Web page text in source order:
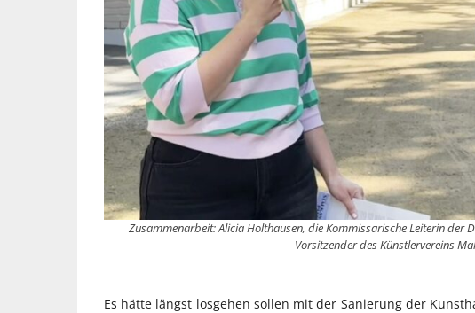
Zusammenarbeit: Alicia Holthausen, die Kommissarische Leiterin der
Vorsitzender des Künstlervereins
Es hätte längst losgehen sollen mit der Sanierung der